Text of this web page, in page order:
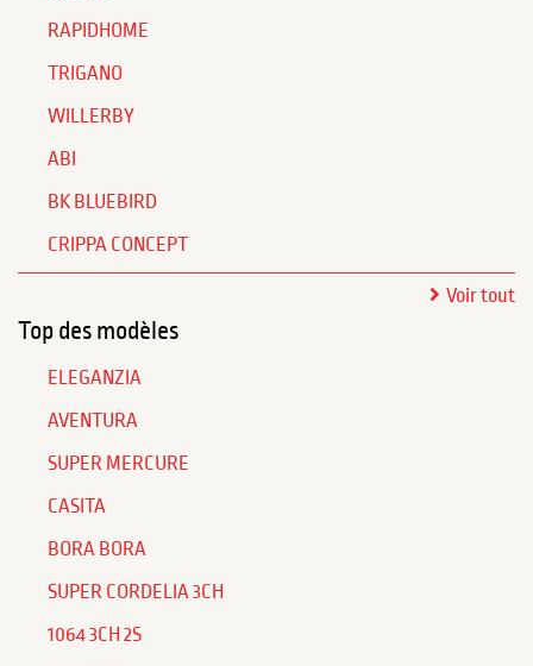
RAPIDHOME
TRIGANO
WILLERBY
ABI
BK BLUEBIRD
CRIPPA CONCEPT
Voir tout
Top des modèles
ELEGANZIA
AVENTURA
SUPER MERCURE
CASITA
BORA BORA
SUPER CORDELIA 3CH
1064 3CH 2S